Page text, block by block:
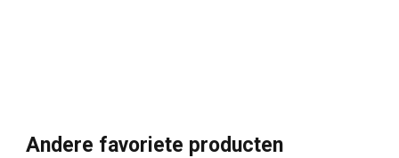
Andere favoriete producten